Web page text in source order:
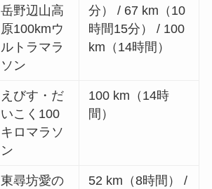
岳野辺山高
原100kmウ
ルトラマラ
ソン
分） / 67 km（10
時間15分） / 100
km（14時間）
えびす・だ
いこく100
キロマラソ
ン
100 km（14時
間）
東尋坊愛の
52 km（8時間） /